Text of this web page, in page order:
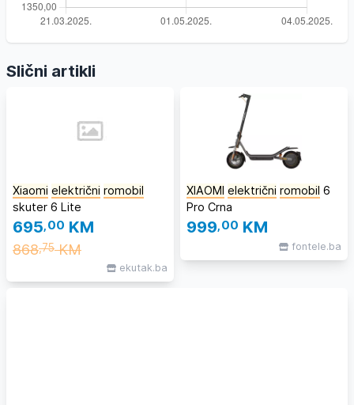
Slični artikli
Xiaomi električni romobil
skuter 6 Lite
695,00 KM
868,75KM
ekutak.ba
XIAOMI električni romobil 6
Pro Crna
999,00 KM
fontele.ba